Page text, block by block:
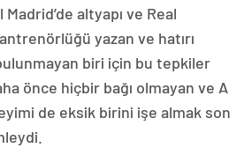
altyapı ve Real
yazan ve hatırı
biri için bu tepkiler
önce hiçbir bağı olmayan ve A
de eksik birini işe almak son